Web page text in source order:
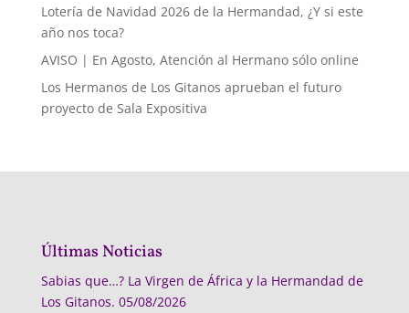
Lotería de Navidad 2026 de la Hermandad, ¿Y si este
año nos toca?
AVISO | En Agosto, Atención al Hermano sólo online
Los Hermanos de Los Gitanos aprueban el futuro
proyecto de Sala Expositiva
Últimas Noticias
Sabias que…? La Virgen de África y la Hermandad de
Los Gitanos. 05/08/2026